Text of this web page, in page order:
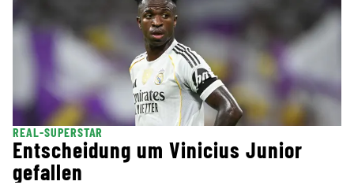
REAL-SUPERSTAR
Entscheidung um Vinicius Junior
gefallen